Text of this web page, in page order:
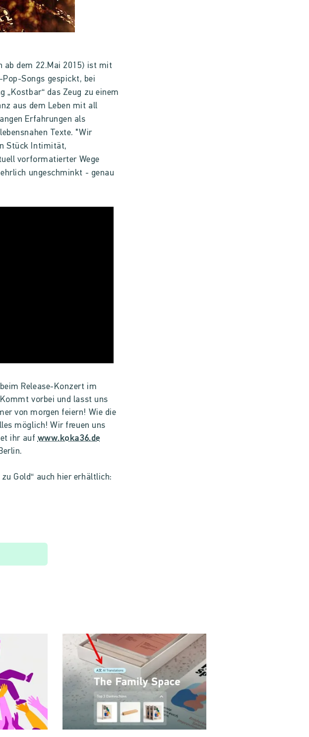
ab dem 22.Mai 2015) ist mit
Songs gespickt, bei
„Kostbar“ das Zeug zu einem
aus dem Leben mit all
Erfahrungen als
Texte. "Wir
Stück Intimität,
vorformatierter Wege
ungeschminkt - genau
Release-Konzert im
vorbei und lasst uns
von morgen feiern! Wie die
möglich! Wir freuen uns
ihr auf www.koka36.de
Gold“ auch hier erhältlich: